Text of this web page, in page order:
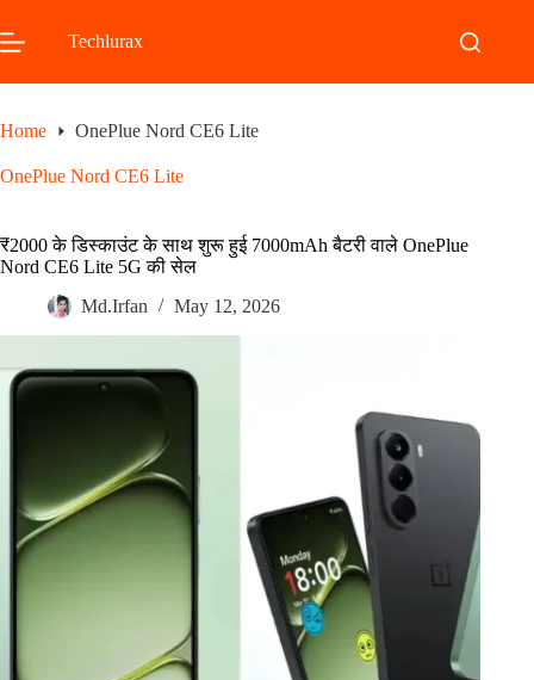
to
content
Techlurax
Home OnePlue Nord CE6 Lite
OnePlue Nord CE6 Lite
₹2000 के डिस्काउंट के साथ शुरू हुई 7000mAh बैटरी वाले OnePlue
Nord CE6 Lite 5G की सेल
Md.Irfan
May 12, 2026